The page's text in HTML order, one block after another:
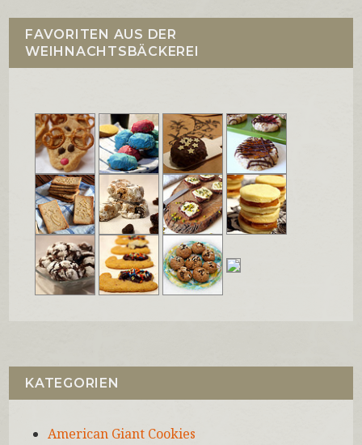
FAVORITEN AUS DER
WEIHNACHTSBÄCKEREI
KATEGORIEN
American Giant Cookies